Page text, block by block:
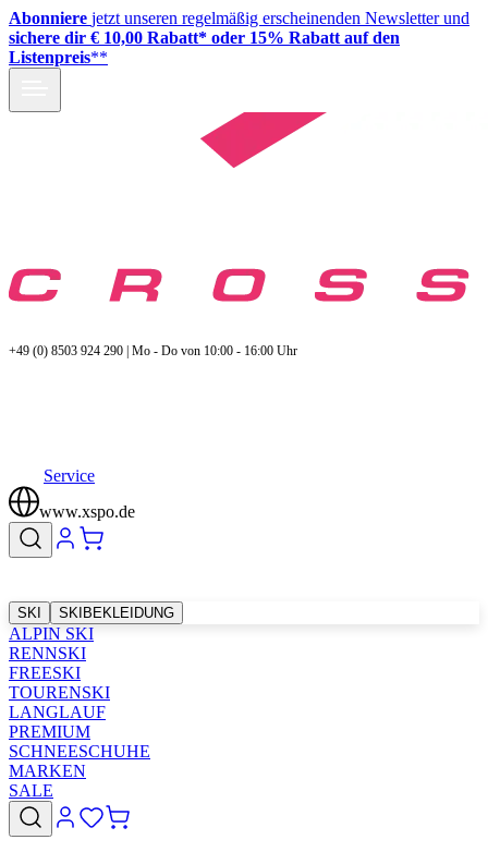
Abonniere jetzt unseren regelmäßig erscheinenden Newsletter und
sichere dir € 10,00 Rabatt* oder 15% Rabatt auf den
Listenpreis**
+49 (0) 8503 924 290 | Mo - Do von 10:00 - 16:00 Uhr
Service
www.xspo.de
SKI SKIBEKLEIDUNG
ALPIN SKI
RENNSKI
FREESKI
TOURENSKI
LANGLAUF
PREMIUM
SCHNEESCHUHE
MARKEN
SALE